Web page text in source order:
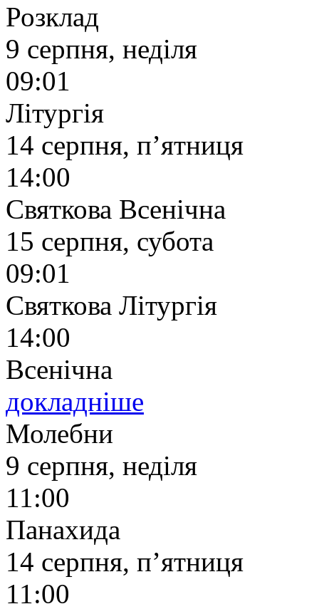
Розклад
9 серпня, неділя
09:01
Літургія
14 серпня, п’ятниця
14:00
Святкова Всенічна
15 серпня, субота
09:01
Святкова Літургія
14:00
Всенічна
докладніше
Молебни
9 серпня, неділя
11:00
Панахида
14 серпня, п’ятниця
11:00